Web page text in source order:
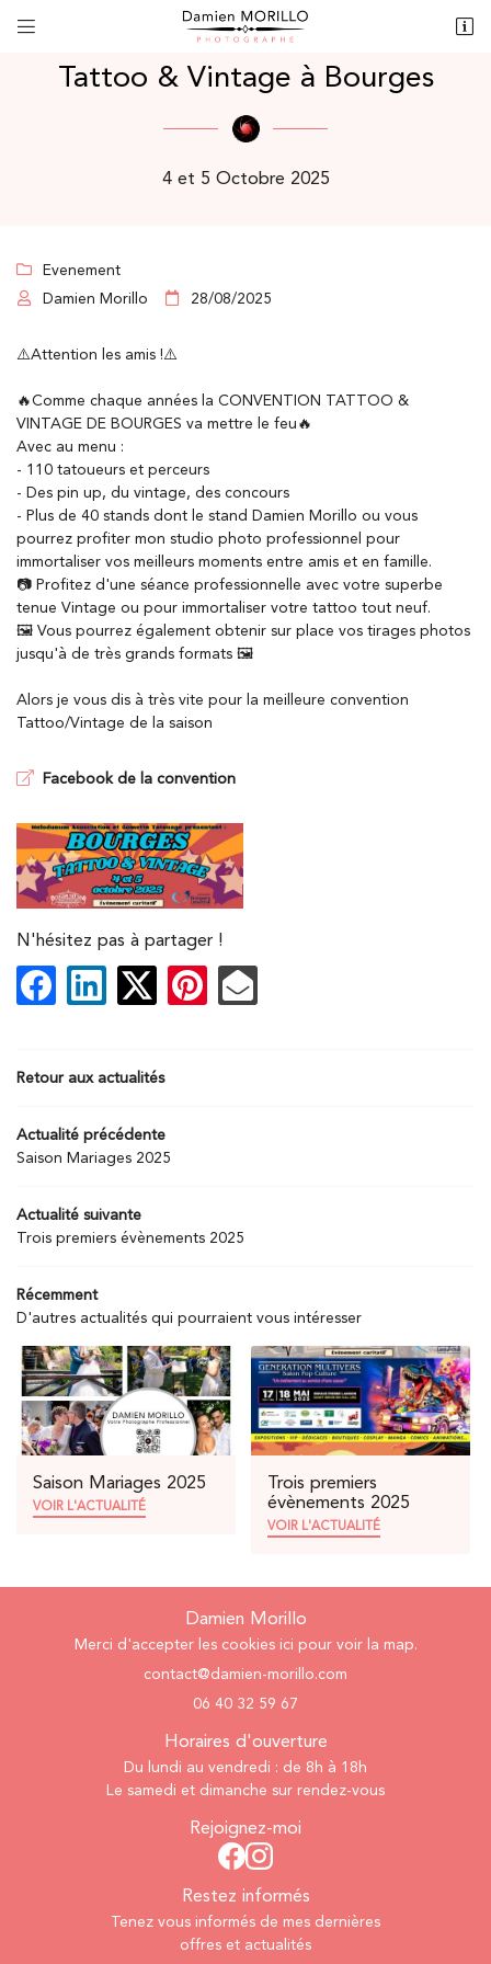

PARTICULIER
MARIAGE
MARIAGE
SHOOTING
AVIS
CONTACT

10 rue des grands champs
18320 Jouet-sur-l’Aubois
 Recopier le code ci-contre
 Rafraîchir le captcha
En cochant cette case, vous consentez à recevoir nos propositions
commerciales à l'adresse email indiqué ci-dessus. Vous pouvez vous
désinscrire à tout moment en utilisant
Tattoo & Vintage à Bourges
4 et 5 Octobre 2025
 Evenement
 Damien Morillo  28/08/2025
⚠️Attention les amis !⚠️
🔥Comme chaque années la CONVENTION TATTOO &
VINTAGE DE BOURGES va mettre le feu🔥
Avec au menu :
- 110 tatoueurs et perceurs
- Des pin up, du vintage, des concours
- Plus de 40 stands dont le stand Damien Morillo ou vous
pourrez profiter mon studio photo professionnel pour
immortaliser vos meilleurs moments entre amis et en famille.
📷 Profitez d'une séance professionnelle avec votre superbe
tenue Vintage ou pour immortaliser votre tattoo tout neuf.
🖼️ Vous pourrez également obtenir sur place vos tirages photos
jusqu'à de très grands formats 🖼️
Alors je vous dis à très vite pour la meilleure convention
Tattoo/Vintage de la saison
Facebook de la convention
N'hésitez pas à partager !
Retour aux actualités
Actualité précédente
Saison Mariages 2025
Actualité suivante
Trois premiers évènements 2025
Récemment
D'autres actualités qui pourraient vous intéresser
Saison Mariages 2025
VOIR L'ACTUALITÉ
Trois premiers
évènements 2025
VOIR L'ACTUALITÉ
Damien Morillo
Merci d'accepter les cookies ici pour voir la map.
06 40 32 59 67
Horaires d'ouverture
Du lundi au vendredi : de 8h à 18h
Le samedi et dimanche sur rendez-vous
Rejoignez-moi
Restez informés
Tenez vous informés de mes dernières
offres et actualités